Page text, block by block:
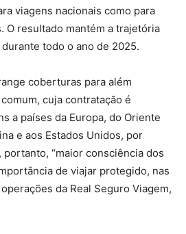
viagens nacionais como para
O resultado mantém a trajetória
todo o ano de 2025.
coberturas para além
cuja contratação é
a países da Europa, do Oriente
e aos Estados Unidos, por
“maior consciência dos
de viajar protegido, nas
da Real Seguro Viagem,